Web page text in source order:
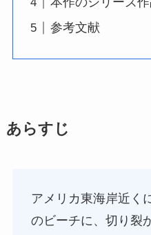
参考文献
あらすじ
アメリカ東海岸近く
のビーチに、切り裂